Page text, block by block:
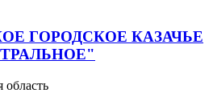
ГОРОДСКОЕ КАЗАЧЬЕ
область